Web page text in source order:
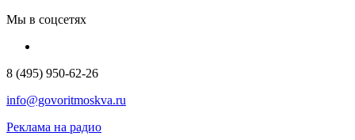
Мы в соцсетях
8 (495) 950-62-26
info@govoritmoskva.ru
Реклама на радио